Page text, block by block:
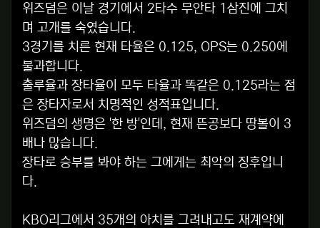
위즈덤은 이날 경기에서 2타수 무안타 1삼진에 그치
며 고개를 숙였습니다.
3경기를 치른 현재 타율은 0.125, OPS는 0.250에
불과합니다.
출루율과 장타율이 모두 타율과 똑같은 0.125라는 점
은 장타자로서 치명적인 성적표입니다.
위즈덤의 생명은 '한 방'인데, 현재 뜬공보다 땅볼이 3
배나 많습니다.
장타로 승부를 봐야 하는 그에게는 최악의 징후입니
다.
KBO리그에서 35개의 아치를 그려내고도 재계약에